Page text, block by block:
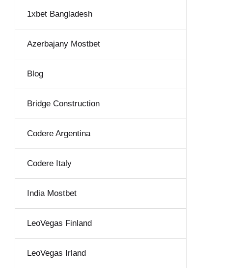
1xbet Bangladesh
Azerbajany Mostbet
Blog
Bridge Construction
Codere Argentina
Codere Italy
India Mostbet
LeoVegas Finland
LeoVegas Irland